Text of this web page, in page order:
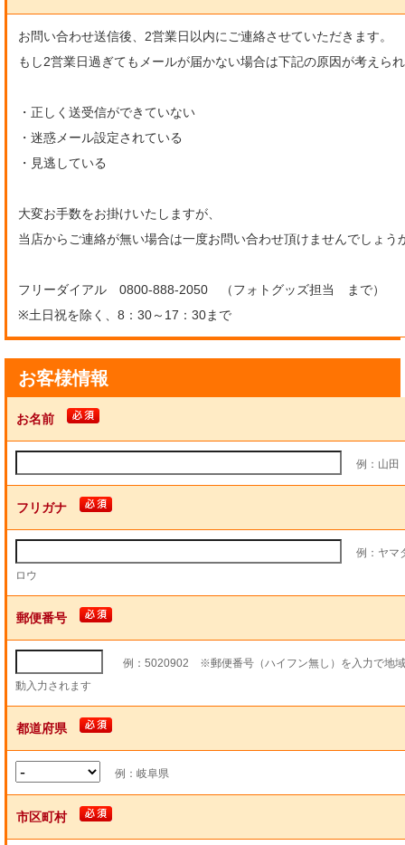
お問い合わせ送信後、2営業日以内にご連絡させていただきます。
もし2営業日過ぎてもメールが届かない場合は下記の原因が考えら
・正しく送受信ができていない
・迷惑メール設定されている
・見逃している
大変お手数をお掛けいたしますが、
当店からご連絡が無い場合は一度お問い合わせ頂けませんでしょう
フリーダイアル 0800-888-2050 （フォトグッズ担当 まで）
※土日祝を除く、8：30～17：30まで
お客様情報
お名前
例：山
フリガナ
例：ヤ
ロウ
郵便番号
例：5020902 ※郵便番号（ハイフン無し）を入力で地
動入力されます
都道府県
例：岐阜県
市区町村